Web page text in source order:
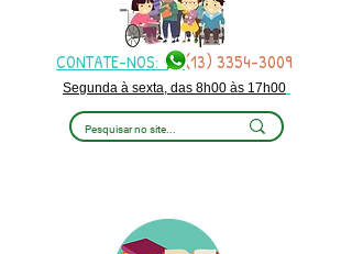
CONTATE-NOS:(13) 3354-3009
Segunda à sexta, das 8h00 às 17h00